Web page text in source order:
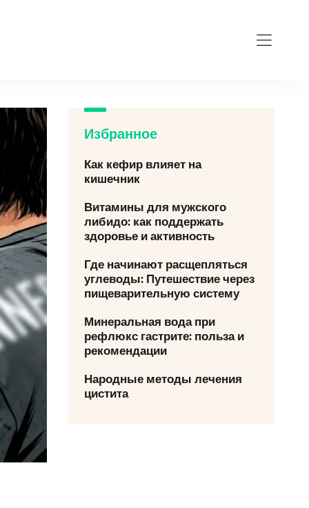
Избранное
Как кефир влияет на
кишечник
Витамины для мужского
либидо: как поддержать
здоровье и активность
Где начинают расщепляться
углеводы: Путешествие через
пищеварительную систему
Минеральная вода при
рефлюкс гастрите: польза и
рекомендации
Народные методы лечения
цистита